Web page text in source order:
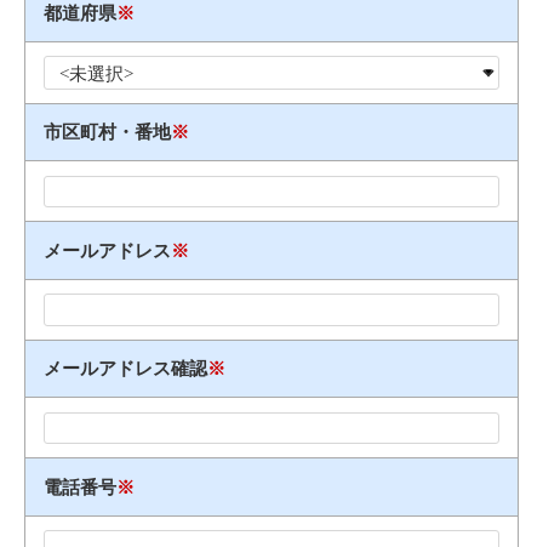
都道府県※
市区町村・番地※
メールアドレス※
メールアドレス確認※
電話番号※